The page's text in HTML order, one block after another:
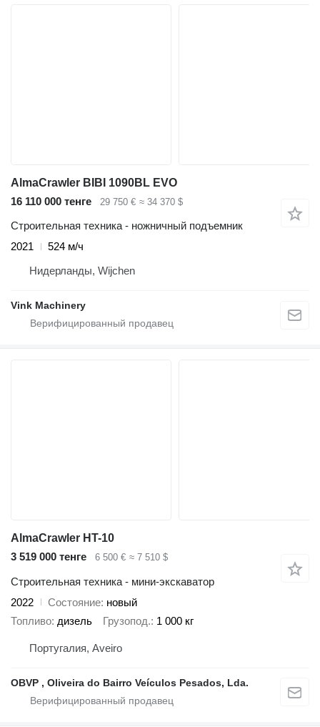
AlmaCrawler BIBI 1090BL EVO
16 110 000 тенге
29 750 € ≈ 34 370 $
Строительная техника - ножничный подъемник
2021
524 м/ч
Нидерланды, Wijchen
Vink Machinery
AlmaCrawler HT-10
3 519 000 тенге
6 500 € ≈ 7 510 $
Строительная техника - мини-экскаватор
2022
Состояние новый
Топливо дизель Грузопод. 1 000 кг
Португалия, Aveiro
OBVP , Oliveira do Bairro Veículos Pesados, Lda.